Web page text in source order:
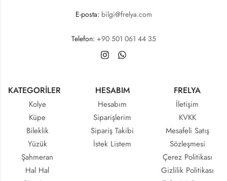
E-posta: bilgi@frelya.com
Telefon: +90 501 061 44 35
KATEGORİLER
Kolye
Küpe
Bileklik
Yüzük
Şahmeran
Hal Hal
HESABIM
Hesabım
Siparişlerim
Sipariş Takibi
İstek Listem
FRELYA
İletişim
KVKK
Mesafeli Satış
Sözleşmesi
Çerez Politikası
Gizlilik Politikası